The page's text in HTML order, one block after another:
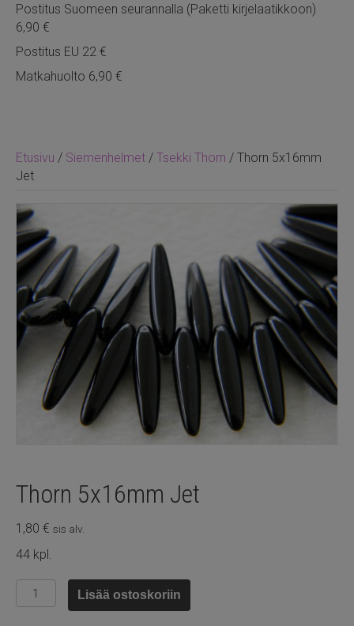
Etusivu / Siemenhelmet / Tsekki Thorn / Thorn 5x16mm
Jet
Thorn 5x16mm Jet
1,80 € sis alv.
44 kpl.
Thorn
5x16mm
Lisää ostoskoriin
Postitus Suomeen seurannalla (Paketti kirjelaatikkoon)
6,90 €
Postitus EU 22 €
Matkahuolto 6,90 €